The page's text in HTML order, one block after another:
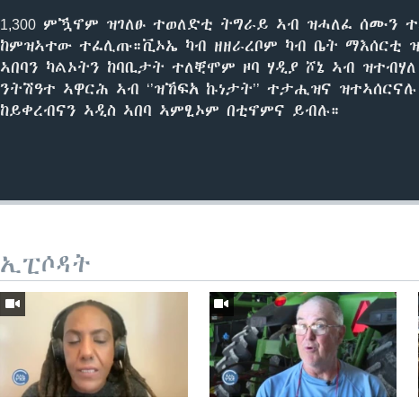
1,300 ምዃኖም ዝገለፁ ተወለድቲ ትግራይ ኣብ ዝሓለፈ ሰሙን
ከምዝኣተው ተፈሊጡ።ቪኦኤ ካብ ዘዘራረቦም ካብ ቤት ማእሰርቲ
ኣበባን ካልኦትን ከባቢታት ተለቒሞም ዞባ ሃዲያ ሾኔ ኣብ
ንትሽዓተ ኣዋርሕ ኣብ ‘’ዝኸፍአ ኩነታት’’ ተታሒዝና
ከይቀረብናን ኣዲስ ኣበባ ኣምፂኦም በቲኖምና ይብሉ።
ኢፒሶዳት